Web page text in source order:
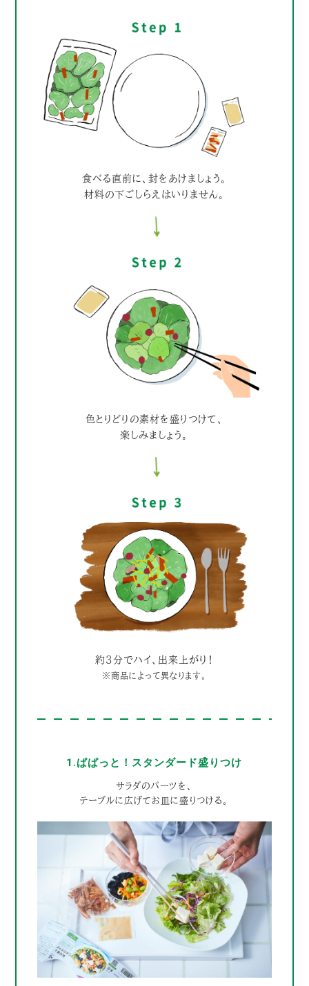
食べる直前に、封をあけましょう。
材料の下ごしらえはいりません。
色とりどりの素材を盛りつけて、
楽しみましょう。
約3分でハイ、出来上がり！
※商品によって異なります。
1.ぱぱっと！スタンダード盛りつけ
サラダのパーツを、
テーブルに広げてお皿に盛りつける。